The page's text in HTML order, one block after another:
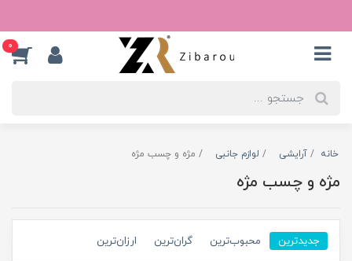
0
خانه آرایشی لوازم جانبی مژه و چسب مژه
مژه و چسب مژه
جدیدترین محبوب‌ترین گران‌ترین ارزان‌ترین